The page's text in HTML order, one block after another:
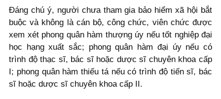
Đáng chú ý, người chưa tham gia bảo hiểm xã hội bắt
buộc và không là cán bộ, công chức, viên chức được
xem xét phong quân hàm thượng úy nếu tốt nghiệp đại
học hạng xuất sắc; phong quân hàm đại úy nếu có
trình độ thạc sĩ, bác sĩ hoặc dược sĩ chuyên khoa cấp
I; phong quân hàm thiếu tá nếu có trình độ tiến sĩ, bác
sĩ hoặc dược sĩ chuyên khoa cấp II.